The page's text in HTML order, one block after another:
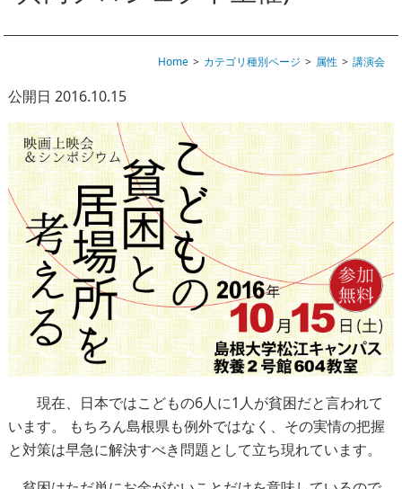
Home カテゴリ種別ページ 属性 講演会
公開日 2016.10.15
現在、日本ではこどもの6人に1人が貧困だと言われて
います。 もちろん島根県も例外ではなく、その実情の把握
と対策は早急に解決すべき問題として立ち現れています。